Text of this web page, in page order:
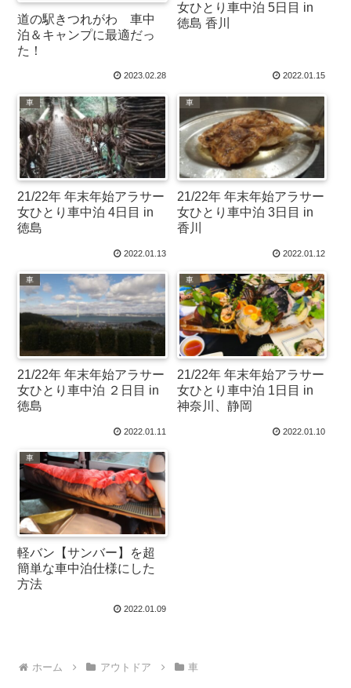
道の駅きつれがわ 車中
泊＆キャンプに最適だっ
た！
2023.02.28
女ひとり車中泊 5日目 in
徳島 香川
2022.01.15
車
21/22年 年末年始アラサー
女ひとり車中泊 4日目 in
徳島
2022.01.13
車
21/22年 年末年始アラサー
女ひとり車中泊 3日目 in
香川
2022.01.12
車
21/22年 年末年始アラサー
女ひとり車中泊 ２日目 in
徳島
2022.01.11
車
21/22年 年末年始アラサー
女ひとり車中泊 1日目 in
神奈川、静岡
2022.01.10
車
軽バン【サンバー】を超
簡単な車中泊仕様にした
方法
2022.01.09
ホーム アウトドア 車